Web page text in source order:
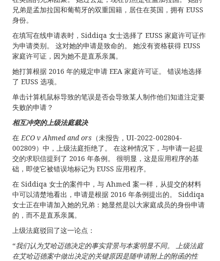
兄弟是孟加拉国和葡萄牙的双重国籍，居住在英国，拥有 EUSS
身份。
在填写在线申请表时，Siddiqa 女士选择了 EUSS 家庭许可证作
为申请类别。 这对她的申请是致命的。 她没有资格获得 EUSS
家庭许可证，因为她不是直系亲属。
她打算根据 2016 年的规定申请 EEA 家庭许可证。 错误地选择
了 EUSS 选项。
单击计算机鼠标导致的笔误是否会导致某人制作他们知道注定要
失败的申请？
相互冲突的上级法庭裁决
在ECO v Ahmed and ors （未报告，UI-2022-002804-
002809）中，上级法庭拒绝了。 在这种情况下，与申请一起提
交的求职信提到了 2016 年条例。 很明显，这是应用程序的基
础，即使它被错误地标记为 EUSS 应用程序。
在 Siddiqa 女士的案件中，与 Ahmed 案一样，从提交的材料
中可以清楚地看出，申请是根据 2016 年条例提出的。 Siddiqa
女士正在申请加入她的兄弟：她显然是以大家庭成员的身份申请
的，而不是直系亲属。
上级法庭驳回了这一论点：
“我们认为艾哈迈德决定的事实背景与本案明显不同。
上级法庭
在艾哈迈德案中做出决定的关键原因是随申请附上的附函的性